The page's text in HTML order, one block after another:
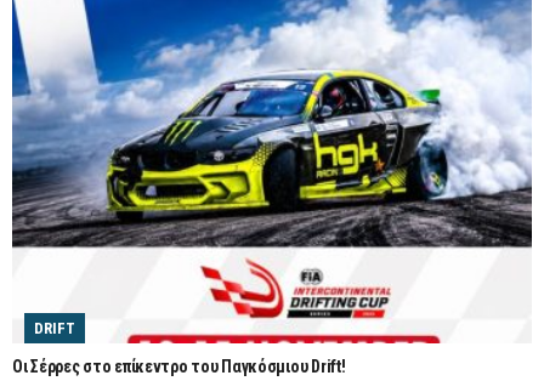
DRIFT
Οι Σέρρες στο επίκεντρο του Παγκόσμιου Drift!